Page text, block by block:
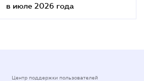
в июле 2026 года
Центр поддержки пользователей